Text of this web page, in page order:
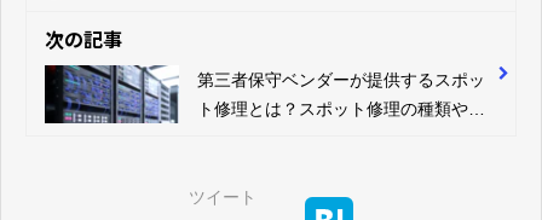
次の記事
第三者保守ベンダーが提供するスポッ
ト修理とは？スポット修理の種類や活
ツイート